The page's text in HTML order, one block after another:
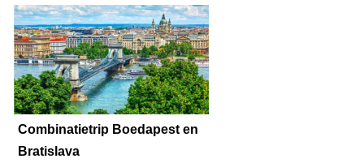
Combinatietrip Boedapest en
Bratislava